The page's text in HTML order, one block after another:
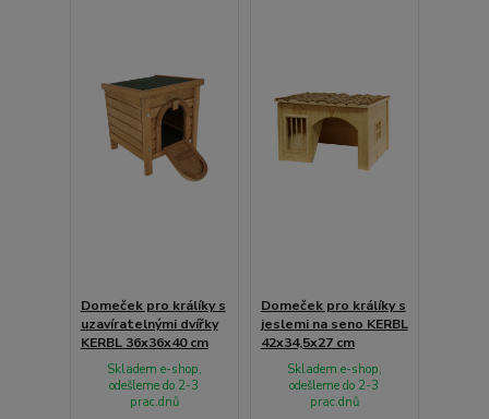
Domeček pro králíky s
uzavíratelnými dvířky
KERBL 36x36x40 cm
Skladem e-shop,
odešleme do 2-3
prac.dnů
Domeček pro králíky s
jeslemi na seno KERBL
42x34,5x27 cm
Skladem e-shop,
odešleme do 2-3
prac.dnů